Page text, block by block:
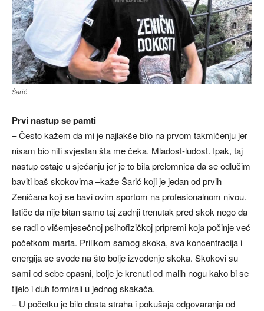
Šarić
Prvi nastup se pamti
– Često kažem da mi je najlakše bilo na prvom takmičenju jer
nisam bio niti svjestan šta me čeka. Mladost-ludost. Ipak, taj
nastup ostaje u sjećanju jer je to bila prelomnica da se odlučim
baviti baš skokovima –kaže Šarić koji je jedan od prvih
Zeničana koji se bavi ovim sportom na profesionalnom nivou.
Ističe da nije bitan samo taj zadnji trenutak pred skok nego da
se radi o višemjesečnoj psihofizičkoj pripremi koja počinje već
početkom marta. Prilikom samog skoka, sva koncentracija i
energija se svode na što bolje izvođenje skoka. Skokovi su
sami od sebe opasni, bolje je krenuti od malih nogu kako bi se
tijelo i duh formirali u jednog skakača.
– U početku je bilo dosta straha i pokušaja odgovaranja od